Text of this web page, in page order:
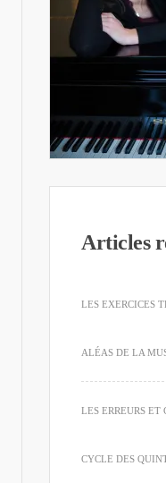
Articles
LES EXERCICES
ALÉAS DE LA
LES ERREURS ET
CYCLE DES